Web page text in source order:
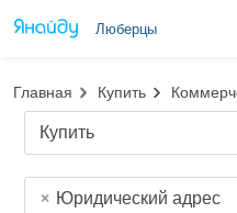
Люберцы
Главная Купить
Купить
Юридический адрес